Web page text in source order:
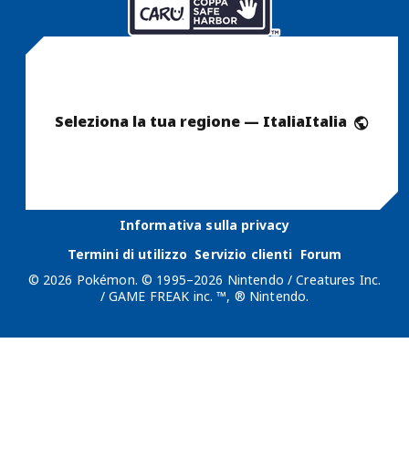
Seleziona la tua regione — ItaliaItalia
Informativa sulla privacy
Termini di utilizzo Servizio clienti Forum
© 2026 Pokémon. © 1995–2026 Nintendo / Creatures Inc.
/ GAME FREAK inc. ™, ® Nintendo.